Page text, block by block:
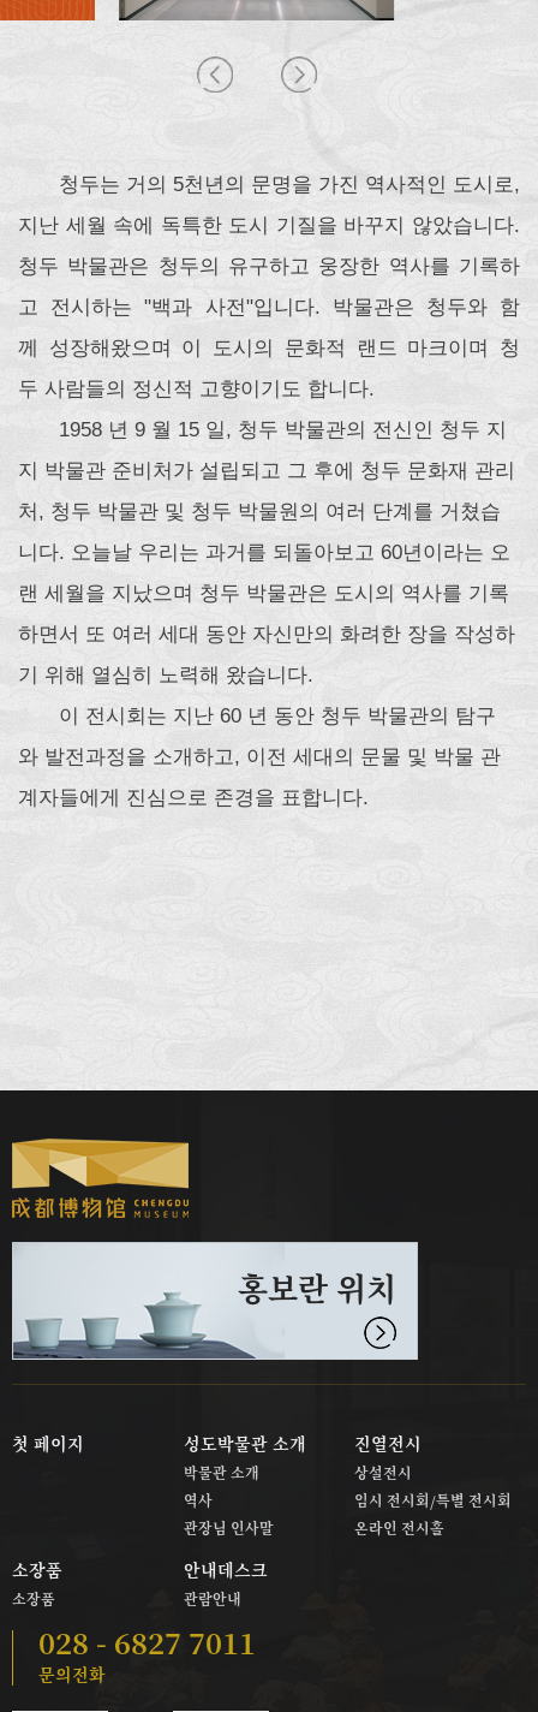
청두는 거의 5천년의 문명을 가진 역사적인 도시로,
지난 세월 속에 독특한 도시 기질을 바꾸지 않았습니다.
청두 박물관은 청두의 유구하고 웅장한 역사를 기록하
고 전시하는 "백과 사전"입니다. 박물관은 청두와 함
께 성장해왔으며 이 도시의 문화적 랜드 마크이며 청
두 사람들의 정신적 고향이기도 합니다.
1958 년 9 월 15 일, 청두 박물관의 전신인 청두 지
지 박물관 준비처가 설립되고 그 후에 청두 문화재 관리
처, 청두 박물관 및 청두 박물원의 여러 단계를 거쳤습
니다. 오늘날 우리는 과거를 되돌아보고 60년이라는 오
랜 세월을 지났으며 청두 박물관은 도시의 역사를 기록
하면서 또 여러 세대 동안 자신만의 화려한 장을 작성하
기 위해 열심히 노력해 왔습니다.
이 전시회는 지난 60 년 동안 청두 박물관의 탐구
와 발전과정을 소개하고, 이전 세대의 문물 및 박물 관
계자들에게 진심으로 존경을 표합니다.
홍보란 위치
첫 페이지 성도박물관 소개
박물관 소개
역사
관장님 인사말
진열전시
상설전시
임시 전시회/특별 전시회
온라인 전시홀
소장품
소장품
안내데스크
관람안내
028 - 6827 7011
문의전화